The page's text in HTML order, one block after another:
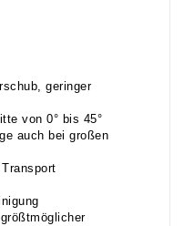
geringer
von 0° bis 45°
auch bei großen